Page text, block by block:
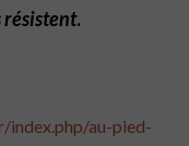
résistent.
au-pied-